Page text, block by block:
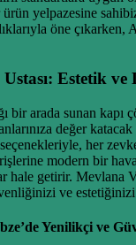
yelpazesine
öne
Estetik ve
bir arada sunan
değer
her
modern bir
hale getirir.
ve
Yenilikçi ve